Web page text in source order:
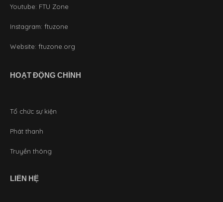
Youtube: FTU Zone
Instagram: ftuzone
Website: ftuzone.org
HOẠT ĐỘNG CHÍNH
Tổ chức sự kiện
Phát thanh
Truyền thông
LIÊN HỆ